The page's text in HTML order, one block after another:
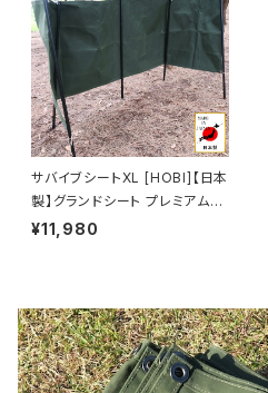
ーブドラブ/キャメルオレンジ【M
ADE IN JAPAN】
サバイブシートXL [HOBI]【日本
製】グランドシート プレミアム帆
布 強力防水パラフィン加工 [無
ア キャンプ レジャー ホビ HS1
8080 オリーブドラブ/キャメル
オレンジ【MADE IN JAPAN】
¥11,980